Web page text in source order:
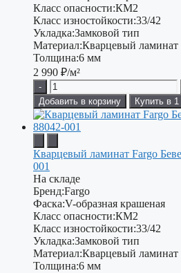
Класс опасности:КМ2
Класс изностойкости:33/42
Укладка:Замковой тип
Материал:Кварцевый ламинат
Толщина:6 мм
2 990 ₽/м²
-
Добавить в корзину
Купить в 1
Кварцевый ламинат Fargo
001
На складе
Бренд:Fargo
Фаска:V-образная крашеная
Класс опасности:КМ2
Класс изностойкости:33/42
Укладка:Замковой тип
Материал:Кварцевый ламинат
Толщина:6 мм